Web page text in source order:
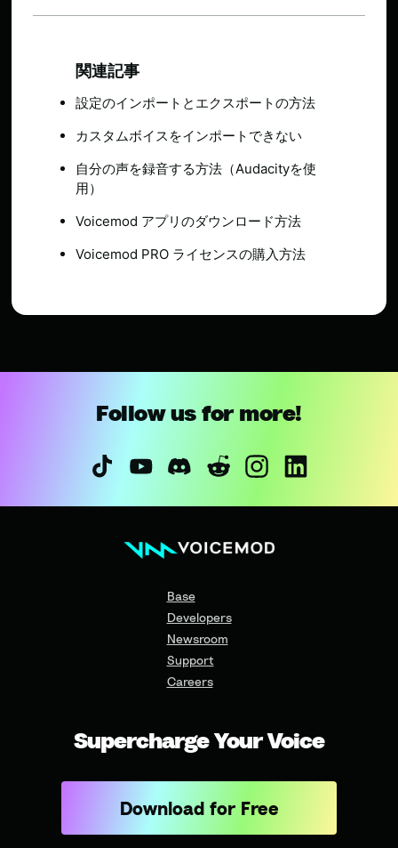
関連記事
設定のインポートとエクスポートの方法
カスタムボイスをインポートできない
自分の声を録音する方法（Audacityを使
用）
Voicemod アプリのダウンロード方法
Voicemod PRO ライセンスの購入方法
Follow us for more!
Base
Developers
Newsroom
Support
Careers
Supercharge Your Voice
Download for Free